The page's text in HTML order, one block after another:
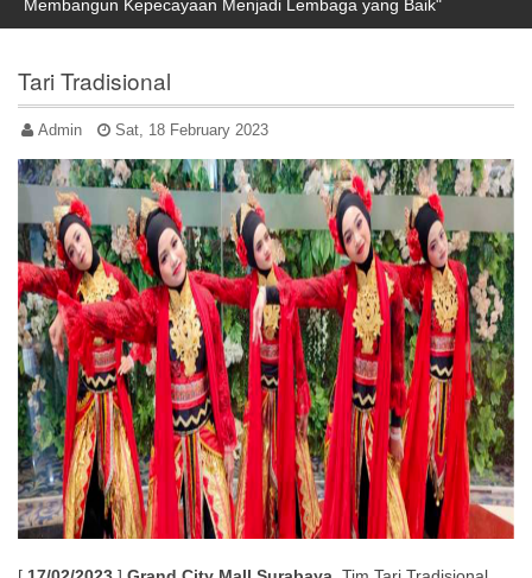
Membangun Kepecayaan Menjadi Lembaga yang Baik"
Tari Tradisional
Admin Sat, 18 February 2023